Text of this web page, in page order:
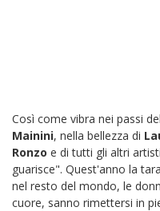
Così come vibra nei passi
Mainini, nella bellezza di
Ronzo e di tutti gli altri
guarisce". Quest'anno la
nel resto del mondo, le
cuore, sanno rimettersi in